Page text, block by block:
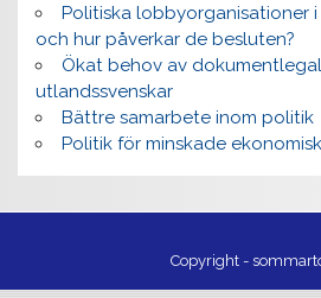
Politiska lobbyorganisationer
och hur påverkar de besluten?
Ökat behov av
utlandssvenskar
Bättre samarbete inom politik
Politik för minskade